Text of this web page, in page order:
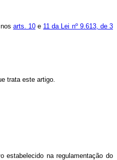
arts. 10e 11 da Lei nº 9.613, de 3
trata este artigo.
estabelecido na regulamentação do